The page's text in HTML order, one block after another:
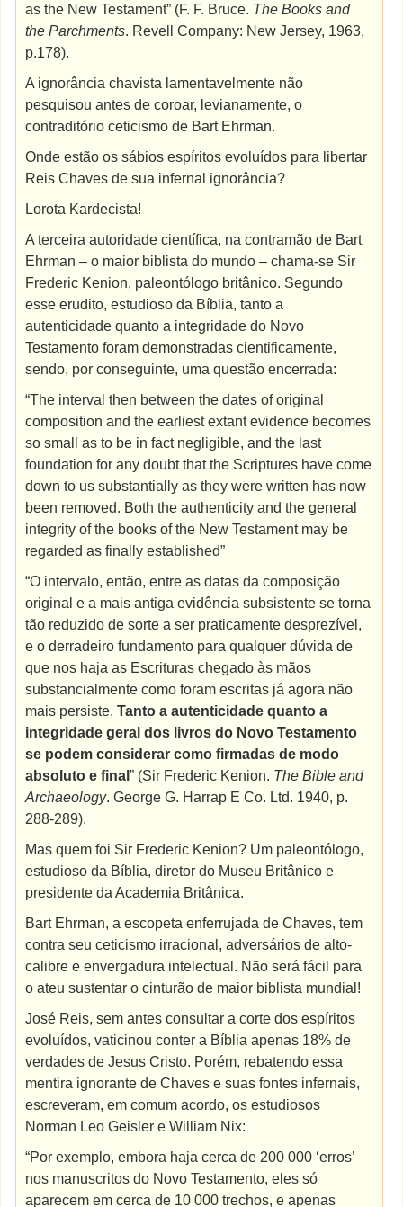
as the New Testament” (F. F. Bruce. The Books and
the Parchments. Revell Company: New Jersey, 1963,
p.178).
A ignorância chavista lamentavelmente não
pesquisou antes de coroar, levianamente, o
contraditório ceticismo de Bart Ehrman.
Onde estão os sábios espíritos evoluídos para libertar
Reis Chaves de sua infernal ignorância?
Lorota Kardecista!
A terceira autoridade científica, na contramão de Bart
Ehrman – o maior biblista do mundo – chama-se Sir
Frederic Kenion, paleontólogo britânico. Segundo
esse erudito, estudioso da Bíblia, tanto a
autenticidade quanto a integridade do Novo
Testamento foram demonstradas cientificamente,
sendo, por conseguinte, uma questão encerrada:
“The interval then between the dates of original
composition and the earliest extant evidence becomes
so small as to be in fact negligible, and the last
foundation for any doubt that the Scriptures have come
down to us substantially as they were written has now
been removed. Both the authenticity and the general
integrity of the books of the New Testament may be
regarded as finally established”
“O intervalo, então, entre as datas da composição
original e a mais antiga evidência subsistente se torna
tão reduzido de sorte a ser praticamente desprezível,
e o derradeiro fundamento para qualquer dúvida de
que nos haja as Escrituras chegado às mãos
substancialmente como foram escritas já agora não
mais persiste.Tanto a autenticidade quanto a
integridade geral dos livros do Novo Testamento
se podem considerar como firmadas de modo
absoluto e final” (Sir Frederic Kenion. The Bible and
Archaeology. George G. Harrap E Co. Ltd. 1940, p.
288-289).
Mas quem foi Sir Frederic Kenion? Um paleontólogo,
estudioso da Bíblia, diretor do Museu Britânico e
presidente da Academia Britânica.
Bart Ehrman, a escopeta enferrujada de Chaves, tem
contra seu ceticismo irracional, adversários de alto-
calibre e envergadura intelectual. Não será fácil para
o ateu sustentar o cinturão de maior biblista mundial!
José Reis, sem antes consultar a corte dos espíritos
evoluídos, vaticinou conter a Bíblia apenas 18% de
verdades de Jesus Cristo. Porém, rebatendo essa
mentira ignorante de Chaves e suas fontes infernais,
escreveram, em comum acordo, os estudiosos
Norman Leo Geisler e William Nix:
“Por exemplo, embora haja cerca de 200 000 ‘erros’
nos manuscritos do Novo Testamento, eles só
aparecem em cerca de 10 000 trechos, e apenas